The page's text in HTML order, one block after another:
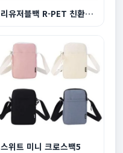
리유저블백 R-PET 친환경 쇼핑백 대형 510x450x150...
스위트 미니 크로스백5